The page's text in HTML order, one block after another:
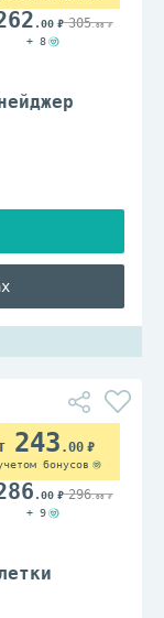
.00 305.00
+ 8
243 .00
бонусов
.00 296.00
+ 9